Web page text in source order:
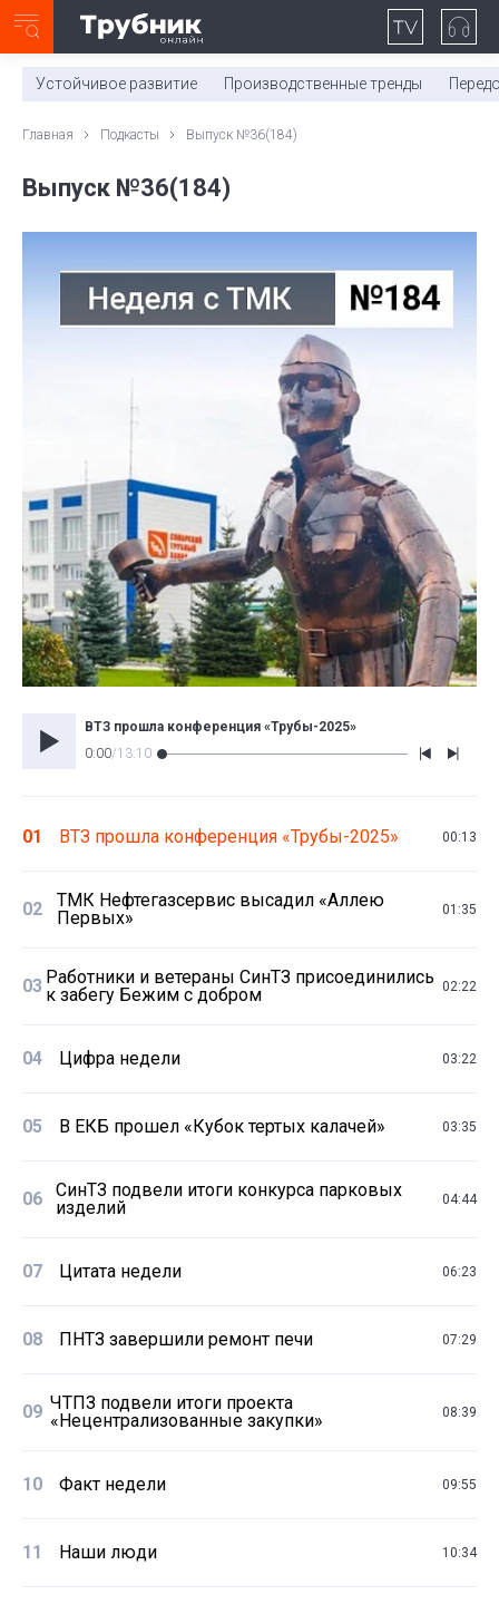
0:00/ 11:03
Устойчивое развитие Производственные тренды
Главная Подкасты Выпуск №36(184)
Выпуск №36(184)
ВТЗ прошла конференция «Трубы-2025»
0:00/13:10
01 ВТЗ прошла конференция «Трубы-2025» 00:13
02
ТМК Нефтегазсервис высадил «Аллею
Первых»
01:35
03 Работники и ветераны СинТЗ присоединились
к забегу Бежим с добром
02:22
04 Цифра недели 03:22
05 В ЕКБ прошел «Кубок тертых калачей» 03:35
06
СинТЗ подвели итоги конкурса парковых
изделий
04:44
07 Цитата недели 06:23
08 ПНТЗ завершили ремонт печи 07:29
09 ЧТПЗ подвели итоги проекта
«Нецентрализованные закупки»
08:39
10 Факт недели 09:55
11 Наши люди 10:34